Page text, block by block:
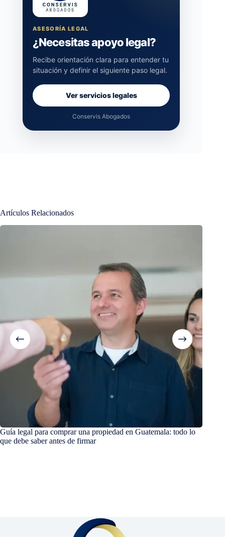
ASESORÍA LEGAL
¿Necesitas apoyo legal?
Recibe orientación clara para entender tu
situación y definir el siguiente paso legal.
Ver servicios legales
Conservis Abogados
Artículos Relacionados
Guía legal para comprar una propiedad en Guatemala: todo lo
que debe saber antes de firmar